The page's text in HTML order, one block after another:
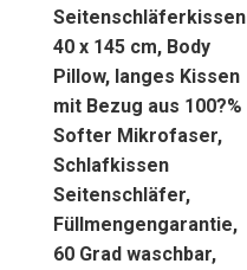
Seitenschläferkissen
40 x 145 cm, Body
Pillow, langes Kissen
mit Bezug aus 100?%
Softer Mikrofaser,
Schlafkissen
Seitenschläfer,
Füllmengengarantie,
60 Grad waschbar,